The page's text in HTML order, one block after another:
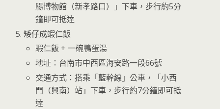
腸博物館（新孝路口）」下車，步行約5分
鐘即可抵達
矮仔成蝦仁飯
蝦仁飯 + 一碗鴨蛋湯
地址：台南市中西區海安路一段66號
交通方式：搭乘「藍幹線」公車，「小西
門（興南）站」下車，步行約7分鐘即可抵
達